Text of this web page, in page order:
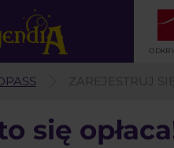
ZAREJESTRUJ
się